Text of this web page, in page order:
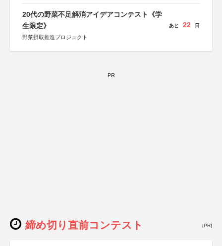
20代の野菜不足解消アイデアコンテスト《学
生限定》
野菜摂取推進プロジェクト
あと 22 日
PR
締め切り直前コンテスト [PR]